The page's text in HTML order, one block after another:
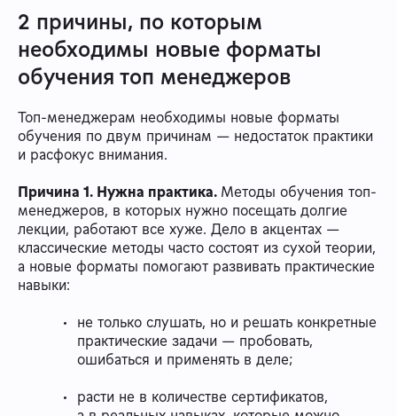
2 причины, по которым
необходимы новые форматы
обучения топ менеджеров
Топ-менеджерам необходимы новые форматы
обучения по двум причинам — недостаток практики
и расфокус внимания.
Причина 1. Нужна практика. Методы обучения топ-
менеджеров, в которых нужно посещать долгие
лекции, работают все хуже. Дело в акцентах —
классические методы часто состоят из сухой теории,
а новые форматы помогают развивать практические
навыки:
не только слушать, но и решать конкретные
практические задачи — пробовать,
ошибаться и применять в деле;
расти не в количестве сертификатов,